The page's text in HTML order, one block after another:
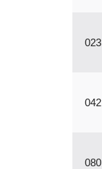
023
042
080